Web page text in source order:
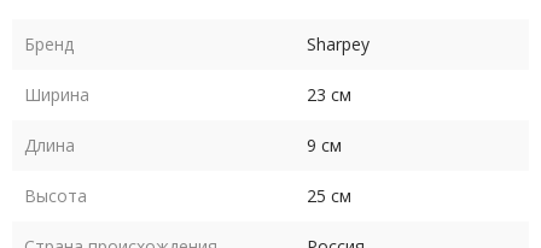
Бренд Sharpey
Ширина 23 см
Длина 9 см
Высота 25 см